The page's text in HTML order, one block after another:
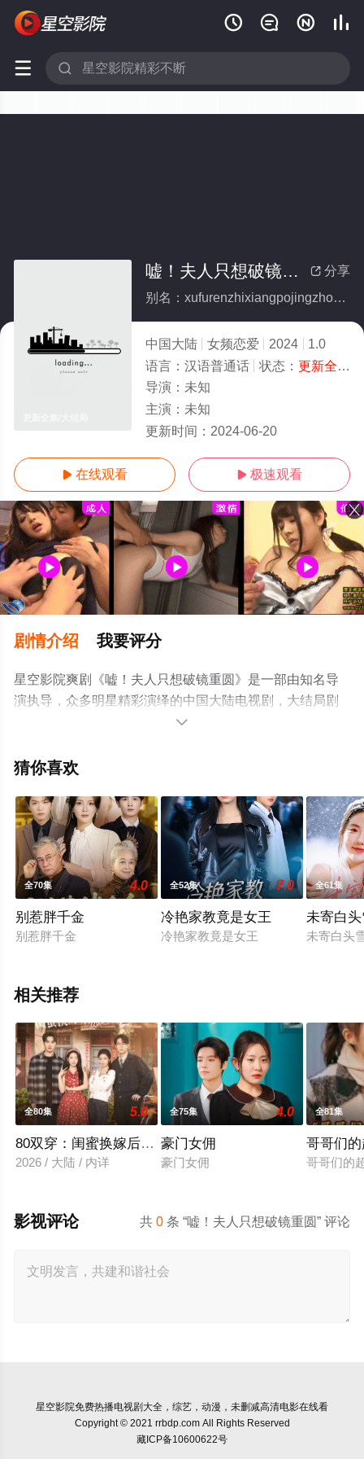
   
 
 分享
嘘！夫人只想破镜重圆(全集)
别名：xufurenzhixiangpojingzhongyuan
中国大陆 女频恋爱 2024
1.0
语言： 汉语普通话 状态： 更新全集
导演： 未知
主演： 未知
更新时间： 2024-06-20
 在线观看  极速观看
剧情介绍 我要评分
星空影院爽剧《嘘！夫人只想破镜重圆》是一部由知名导
演执导，众多明星精彩演绎的中国大陆电视剧，大结局剧
情已揭晓（更新全集），手机免费观看高清无删减完整版
电视剧、电视猫或剧情网等平台了解。

猜你喜欢
全70集 4.0
别惹胖千金
别惹胖千金
全52集 7.0
冷艳家教竟是女王
冷艳家教竟是女王
全61集
未寄白
未寄白头
相关推荐
全80集 5.0
80双穿：闺蜜换嫁后赢麻了
2026 / 大陆 / 内详
全75集 4.0
豪门女佣
豪门女佣
全81集
哥哥们
哥哥们的
共0 条 “嘘！夫人只想破镜重圆” 评论
影视评论
星空影院免费热播电视剧大全，综艺，动漫，未删减高清电影在线看
Copyright © 2021 rrbdp.com All Rights Reserved
藏ICP备10600622号